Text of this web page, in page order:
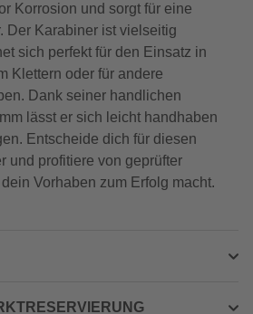
Korrosion und sorgt für eine
Der Karabiner ist vielseitig
sich perfekt für den Einsatz in
Klettern oder für andere
Dank seiner handlichen
lässt er sich leicht handhaben
Entscheide dich für diesen
und profitiere von geprüfter
Vorhaben zum Erfolg macht.